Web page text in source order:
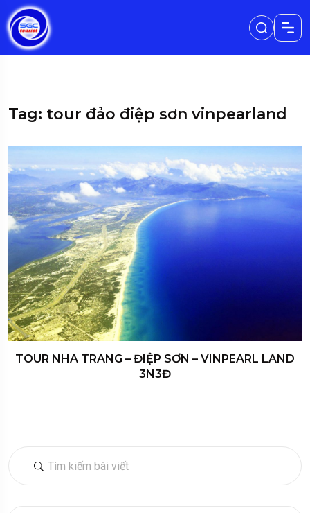
Tag: tour đảo điệp sơn vinpearland
TOUR NHA TRANG – ĐIỆP SƠN – VINPEARL LAND
3N3Đ